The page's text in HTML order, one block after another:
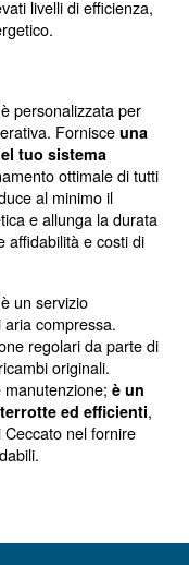
facendo
ricambi originali
ad elevati livelli di
energetico.
è
operativa.
del tuo